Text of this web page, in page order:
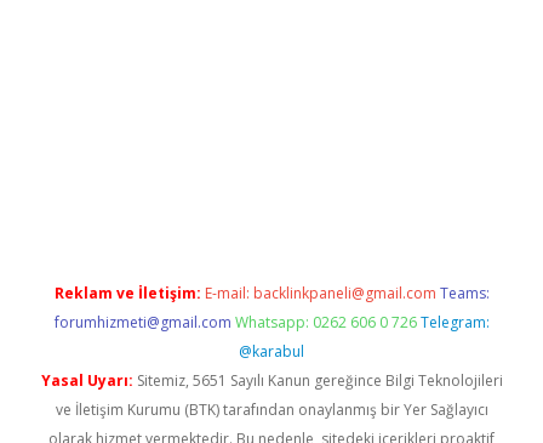
Reklam ve İletişim: E-mail: backlinkpaneli@gmail.com Teams:
forumhizmeti@gmail.com Whatsapp: 0262 606 0 726 Telegram:
@karabul
Yasal Uyarı: Sitemiz, 5651 Sayılı Kanun gereğince Bilgi Teknolojileri
ve İletişim Kurumu (BTK) tarafından onaylanmış bir Yer Sağlayıcı
olarak hizmet vermektedir. Bu nedenle, sitedeki içerikleri proaktif